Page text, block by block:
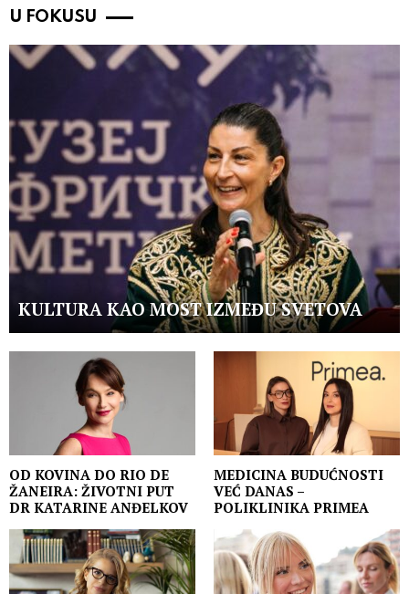
U FOKUSU
KULTURA KAO MOST IZMEĐU SVETOVA
OD KOVINA DO RIO DE
ŽANEIRA: ŽIVOTNI PUT
DR KATARINE ANĐELKOV
MEDICINA BUDUĆNOSTI
VEĆ DANAS –
POLIKLINIKA PRIMEA